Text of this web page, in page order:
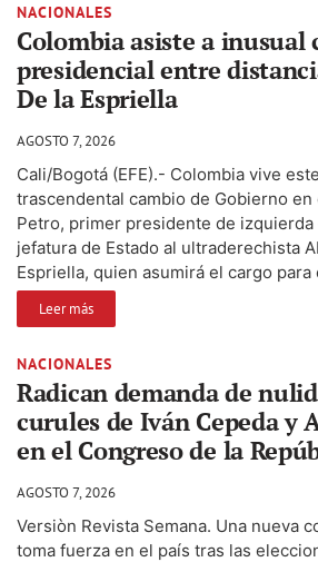
NACIONALES
Colombia asiste a inusual
presidencial entre
De la Espriella
AGOSTO 7, 2026
Cali/Bogotá (EFE).- Colombia vive
trascendental cambio de Gobierno en
Petro, primer presidente de izquierda
jefatura de Estado al ultraderechista
Espriella, quien asumirá el cargo para
Leer más
NACIONALES
Radican demanda de
curules de Iván Cepeda y
en el Congreso de la
AGOSTO 7, 2026
Versiòn Revista Semana. Una nueva
toma fuerza en el país tras las